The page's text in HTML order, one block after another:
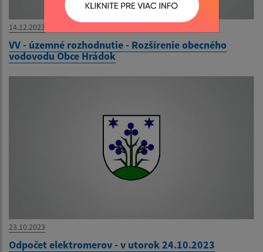
14.12.2023
VV - územné rozhodnutie - Rozšírenie obecného
vodovodu Obce Hrádok
23.10.2023
Odpočet elektromerov - v utorok 24.10.2023